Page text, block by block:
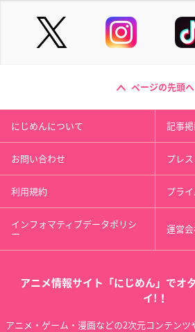
ページの先頭へ
にじめんについて 記事
お問い合わせ プレ
利用規約 プラ
インフォマティブデータポリシ
ー 運営
アニメ情報サイト「にじめん」でオ
イ!！
アニメ・ゲーム・漫画などの2次元コンテン